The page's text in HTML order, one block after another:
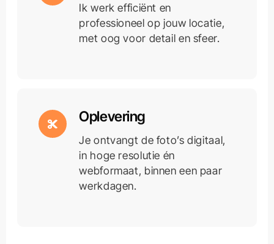
Ik werk efficiënt en
professioneel op jouw locatie,
met oog voor detail en sfeer.
Oplevering
Je ontvangt de foto’s digitaal,
in hoge resolutie én
webformaat, binnen een paar
werkdagen.